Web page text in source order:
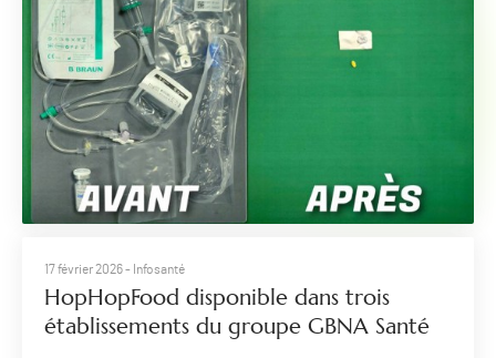
17 février 2026- Infosanté
HopHopFood disponible dans trois
établissements du groupe GBNA Santé